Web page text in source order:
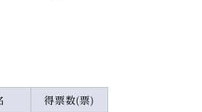
得票数(票)